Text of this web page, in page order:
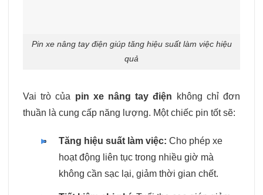
Pin xe nâng tay điện giúp tăng hiệu suất làm việc hiệu
quả
Vai trò của pin xe nâng tay điện không chỉ đơn
thuần là cung cấp năng lượng. Một chiếc pin tốt sẽ:
Tăng hiệu suất làm việc: Cho phép xe
hoạt động liên tục trong nhiều giờ mà
không cần sạc lại, giảm thời gian chết.